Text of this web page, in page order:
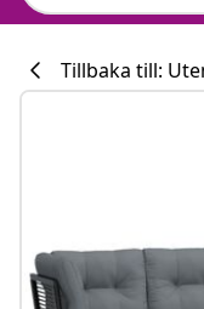
Tillbaka till: